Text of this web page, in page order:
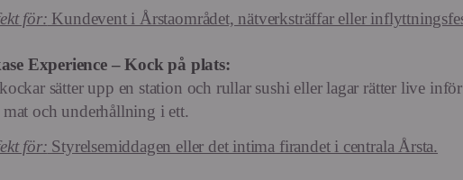
för: Kundevent i Årstaområdet, nätverksträffar eller
Experience – Kock på plats:
sätter upp en station och rullar sushi eller lagar rätter live inför
mat och underhållning i ett.
för: Styrelsemiddagen eller det intima firandet i centrala Årsta.